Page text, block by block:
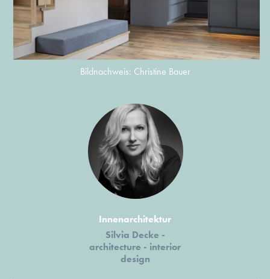
Bildnachweis: Christine Bauer
Innenarchitektur
Silvia Decke -
architecture - interior
design